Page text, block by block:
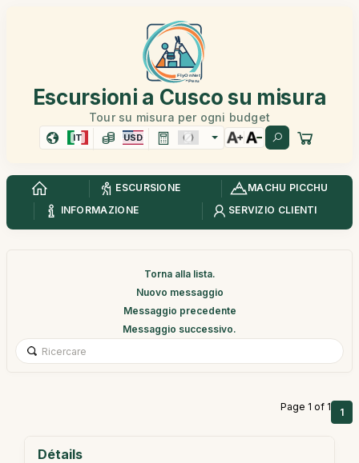
Escursioni a Cusco su misura
Tour su misura per ogni budget
IT USD
ESCURSIONE
MACHU PICCHU
INFORMAZIONE
SERVIZIO CLIENTI
Torna alla lista.
Nuovo messaggio
Messaggio precedente
Messaggio successivo.
Page 1 of 1 1
Détails